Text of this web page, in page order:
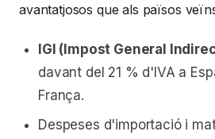
avantatjosos que als països
IGI (Impost General
davant del 21 % d'IVA a
França.
Despeses d'importació i